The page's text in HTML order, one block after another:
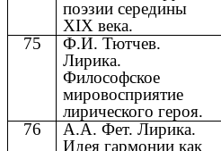
поэзии середины
XIX века.
75
Ф.И. Тютчев.
Лирика.
Философское
мировосприятие
лирического героя.
76
А.А. Фет. Лирика.
Идея гармонии как